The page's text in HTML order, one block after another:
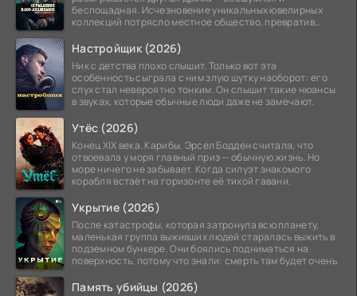
беспощадная. Исчезновение уникальных ювелирных
коллекций потрясло местное общество, превратив
Настройщик (2026)
Ник с детства плохо слышит. Только вот эта
особенность сыграла с ним злую шутку наоборот: его
слух стал невероятно тонким. Он слышит такие нюансы
в звуках, которые обычные люди даже не замечают.
Утёс (2026)
Конец XIX века. Карибы. Эрсел Бодден считала, что
отвоевала у моря главный приз — обычную жизнь. Но
море ничего не забывает. Когда силуэт знакомого
корабля встаёт на горизонте её тихой гавани,
Укрытие (2026)
После катастрофы, которая затронула всю планету,
маленькая группа выживших людей старалась выжить в
подземном бункере. Они боялись подниматься на
поверхность, потому что знали: смерть там будет очень
Память убийцы (2026)